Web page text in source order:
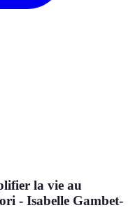
la vie au
- Isabelle Gambet-